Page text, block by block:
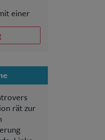
einer
rät zur